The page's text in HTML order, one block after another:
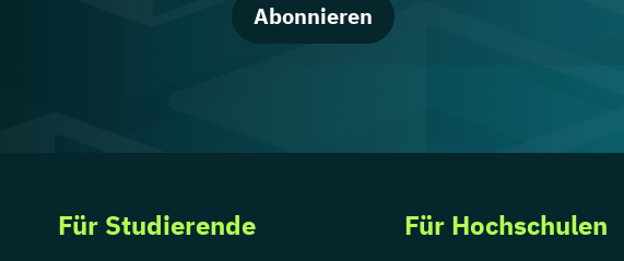
Abonnieren
Für Studierende Für Hochschulen